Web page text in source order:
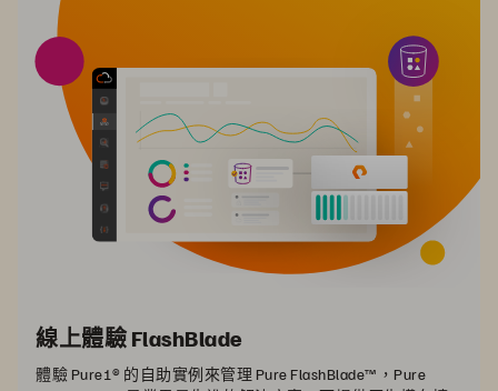
線上體驗 FlashBlade
體驗 Pure1® 的自助實例來管理 Pure FlashBlade™，Pure